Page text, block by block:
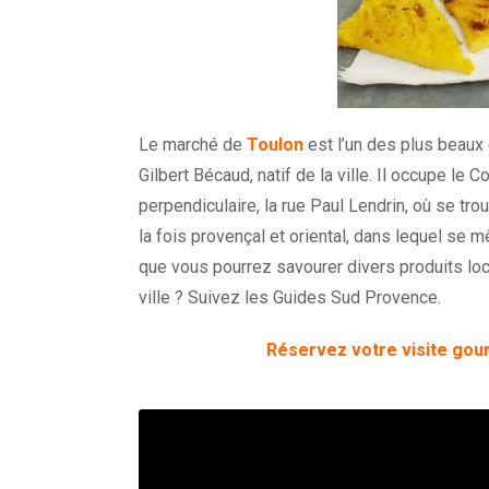
Le marché de Toulon est l’un des plus
Gilbert Bécaud, natif de la ville. Il occupe le
perpendiculaire, la rue Paul Lendrin, où se
la fois provençal et oriental, dans lequel se
que vous pourrez savourer divers produits
ville ? Suivez les Guides Sud Provence.
Réservez votre visite